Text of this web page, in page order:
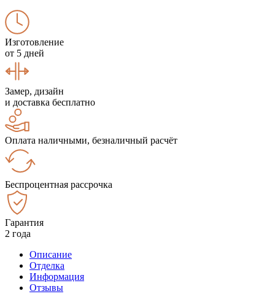
Изготовление
от 5 дней
Замер, дизайн
и доставка бесплатно
Оплата наличными, безналичный расчёт
Беспроцентная рассрочка
Гарантия
2 года
Описание
Отделка
Информация
Отзывы